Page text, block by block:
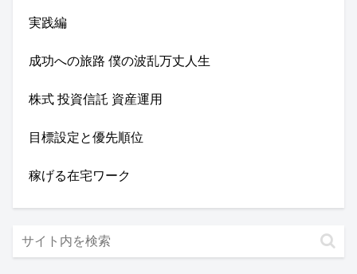
実践編
成功への旅路 僕の波乱万丈人生
株式 投資信託 資産運用
目標設定と優先順位
稼げる在宅ワーク